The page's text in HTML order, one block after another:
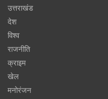
उत्तराखंड
देश
विश्व
राजनीति
क्राइम
खेल
मनोरंजन